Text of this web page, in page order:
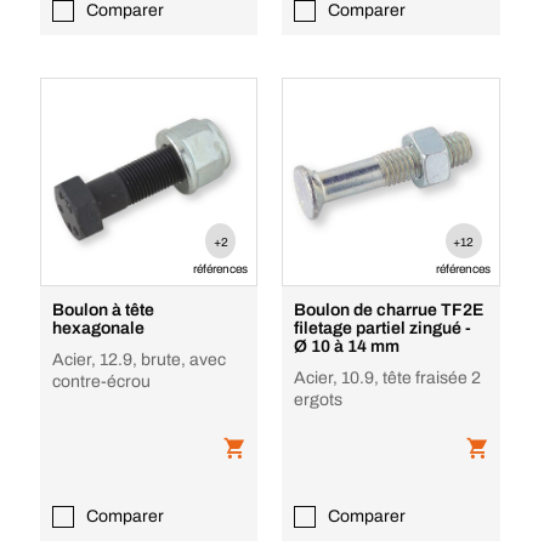
Comparer Comparer
+2
références
Boulon à tête
hexagonale
Acier, 12.9, brute, avec
contre-écrou
Comparer
+12
références
Boulon de charrue TF2E
filetage partiel zingué -
Ø 10 à 14 mm
Acier, 10.9, tête fraisée 2
ergots
Comparer